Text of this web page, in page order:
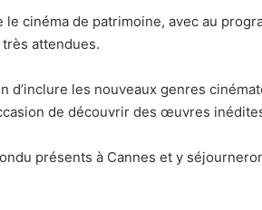
cinéma de patrimoine, avec au
attendues.
les nouveaux genres
de découvrir des œuvres
présents à Cannes et y